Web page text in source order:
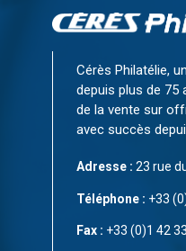
Cérès Philatélie,
depuis plus de 75
de la vente sur
avec succès
Adresse : 23 rue
Téléphone : +33
Fax : +33 (0)1 42